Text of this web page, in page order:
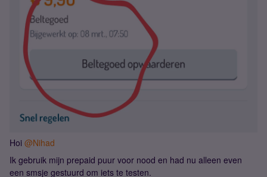
Hoi @Nihad
Ik gebruik mijn prepaid puur voor nood en had nu alleen even
een smsje gestuurd om iets te testen.